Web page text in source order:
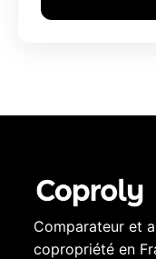
Comparateur et
copropriété en